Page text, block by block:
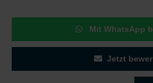
Mit WhatsApp
Jetzt